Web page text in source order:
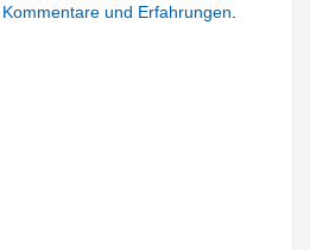
Kommentare und Erfahrungen